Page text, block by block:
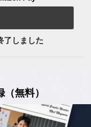
了しました
無料）